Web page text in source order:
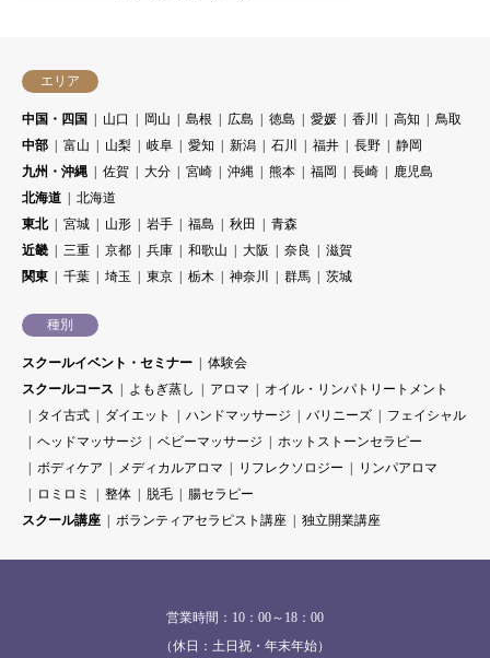
エリア
中国・四国 山口 岡山 島根 広島 徳島 愛媛 香川 高知
鳥取
中部
富山 山梨 岐阜 愛知 新潟 石川 福井 長野
静岡
九州・沖縄
佐賀 大分 宮崎 沖縄 熊本 福岡 長崎
鹿児島
北海道
北海道
東北
宮城 山形 岩手 福島 秋田
青森
近畿
三重 京都 兵庫 和歌山 大阪 奈良
滋賀
関東
千葉 埼玉 東京 栃木 神奈川 群馬 茨城
種別
スクールイベント・セミナー
体験会
スクールコース
よもぎ蒸し アロマ
オイル・リンパトリートメント
タイ古式
ダイエット ハンドマッサージ バリニーズ
フェイシャル
ヘッドマッサージ
ベビーマッサージ
ホットストーンセラピー
ボディケア
メディカルアロマ リフレクソロジー
リンパアロマ
ロミロミ
整体 脱毛
腸セラピー
スクール講座
ボランティアセラピスト講座 独立開業講座
営業時間：10：00～18：00
（休日：土日祝・年末年始）